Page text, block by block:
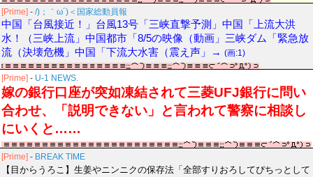
[Prime] - /)；｀ω´)＜国家総動員報
中国「台風接近！」台風13号「三峡直撃予測」中国「上流大洪
水！（三峡上流」中国都市「8/5の映像（動画」三峡ダム「緊急放
流（決壊危機」中国「下流大水害（震え声」→ (画:1)
[Prime] - U-1 NEWS.
嫁の銀行口座が突如凍結されて三菱UFJ銀行に問い
合わせ、「説明できない」と言われて警察に相談し
にいくと……
[Prime] - BREAK TIME
【目からうろこ】生姜やニンニクの保存法「全部すりおろしてぴちっとして